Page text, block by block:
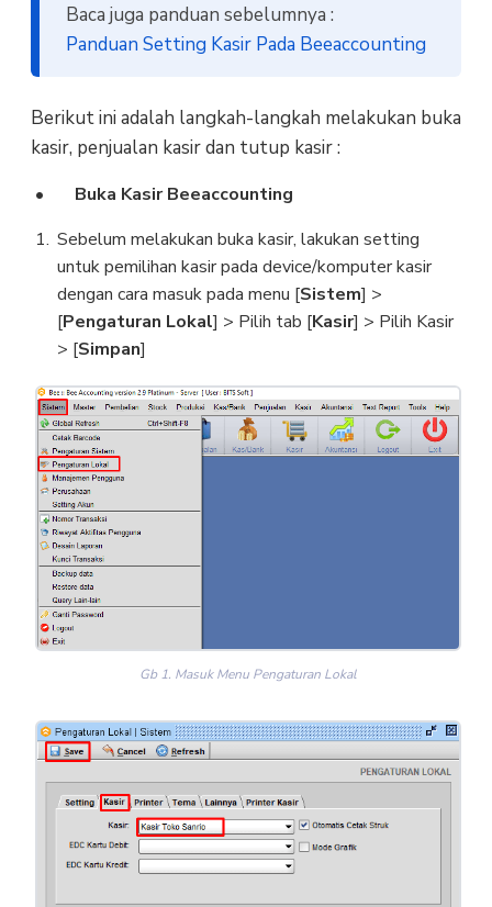
Baca juga panduan sebelumnya :
Panduan Setting Kasir Pada Beeaccounting
Berikut ini adalah langkah-langkah melakukan buka
kasir, penjualan kasir dan tutup kasir :
Buka Kasir Beeaccounting
Sebelum melakukan buka kasir, lakukan setting
untuk pemilihan kasir pada device/komputer kasir
dengan cara masuk pada menu [Sistem] >
[Pengaturan Lokal] > Pilih tab [Kasir] > Pilih Kasir
> [Simpan]
Gb 1. Masuk Menu Pengaturan Lokal